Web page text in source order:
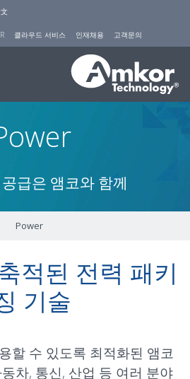
클라우드 서비스 인재채용 고객문의
급은 앰코와 함께
Power
적된 전력 패키
기술
할 수 있도록 최적화된 앰코
차, 통신, 산업 등 여러 분야